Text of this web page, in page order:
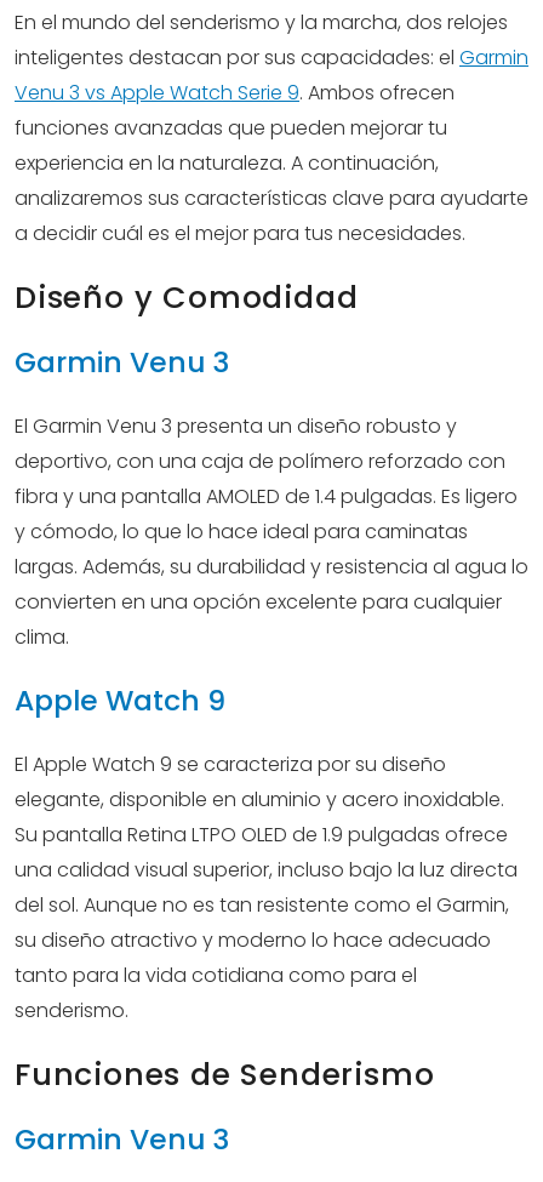
En el mundo del senderismo y la marcha, dos relojes
inteligentes destacan por sus capacidades: el Garmin
Venu 3 vs Apple Watch Serie 9. Ambos ofrecen
funciones avanzadas que pueden mejorar tu
experiencia en la naturaleza. A continuación,
analizaremos sus características clave para ayudarte
a decidir cuál es el mejor para tus necesidades.
Diseño y Comodidad
Garmin Venu 3
El Garmin Venu 3 presenta un diseño robusto y
deportivo, con una caja de polímero reforzado con
fibra y una pantalla AMOLED de 1.4 pulgadas. Es ligero
y cómodo, lo que lo hace ideal para caminatas
largas. Además, su durabilidad y resistencia al agua lo
convierten en una opción excelente para cualquier
clima.
Apple Watch 9
El Apple Watch 9 se caracteriza por su diseño
elegante, disponible en aluminio y acero inoxidable.
Su pantalla Retina LTPO OLED de 1.9 pulgadas ofrece
una calidad visual superior, incluso bajo la luz directa
del sol. Aunque no es tan resistente como el Garmin,
su diseño atractivo y moderno lo hace adecuado
tanto para la vida cotidiana como para el
senderismo.
Funciones de Senderismo
Garmin Venu 3